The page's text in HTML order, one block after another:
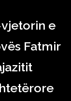
vjetorin e
Fatmir